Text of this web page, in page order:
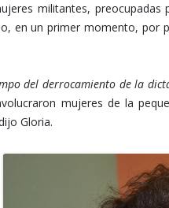
militantes,
un primer momento, por
del derrocamiento de la
mujeres de la
Gloria.